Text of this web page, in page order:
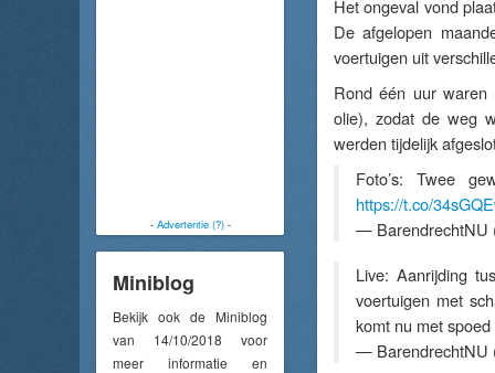
- Advertentie (?)-
Miniblog
Bekijk ook de Miniblog
van 14/10/2018 voor
meer informatie en
Het ongeval vond
De afgelopen
voertuigen uit
Rond één uur waren
olie), zodat de weg
werden tijdelijk
Foto’s: Twee
https://t.co/
— BarendrechtNU
Live: Aanrijding
voertuigen met
komt nu met
— BarendrechtNU